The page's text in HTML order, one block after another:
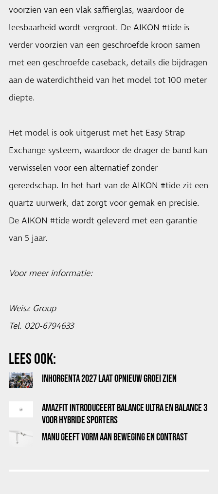
voorzien van een vlak saffierglas, waardoor de
leesbaarheid wordt vergroot. De AIKON #tide is
verder voorzien van een geschroefde kroon samen
met een geschroefde caseback, details die bijdragen
aan de waterdichtheid van het model tot 100 meter
diepte.
Het model is ook uitgerust met het Easy Strap
Exchange systeem, waardoor de drager de band kan
verwisselen voor een alternatief zonder
gereedschap. In het hart van de AIKON #tide zit een
quartz uurwerk, dat zorgt voor gemak en precisie.
De AIKON #tide wordt geleverd met een garantie
van 5 jaar.
Voor meer informatie:
Weisz Group
Tel. 020-6794633
LEES OOK:
INHORGENTA 2027 LAAT OPNIEUW GROEI ZIEN
AMAZFIT INTRODUCEERT BALANCE ULTRA EN BALANCE 3
VOOR HYBRIDE SPORTERS
MANU GEEFT VORM AAN BEWEGING EN CONTRAST